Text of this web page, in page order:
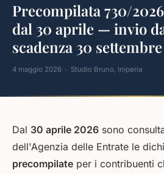
Precompilata 730/
dal 30 aprile — invio
scadenza 30
4 maggio 2026 · Studio Bruno, Imperia
Dal 30 aprile 2026 sono
dell'Agenzia delle Entrate le
precompilate per i contribuenti